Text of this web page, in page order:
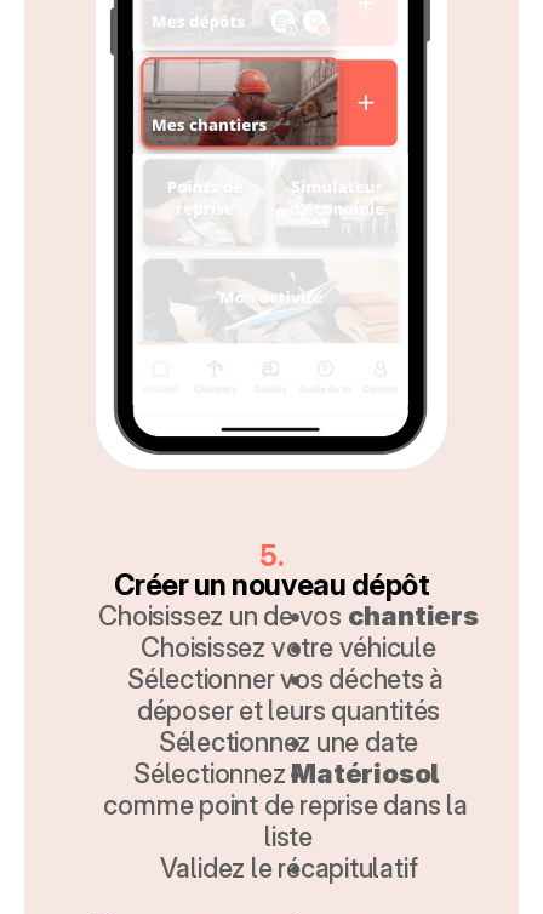
5.
Créer un nouveau dépôt
Choisissez un de vos chantiers
Choisissez votre véhicule
Sélectionner vos déchets à
déposer et leurs quantités
Sélectionnez une date
Sélectionnez
comme point de reprise dans la
liste
Validez le récapitulatif